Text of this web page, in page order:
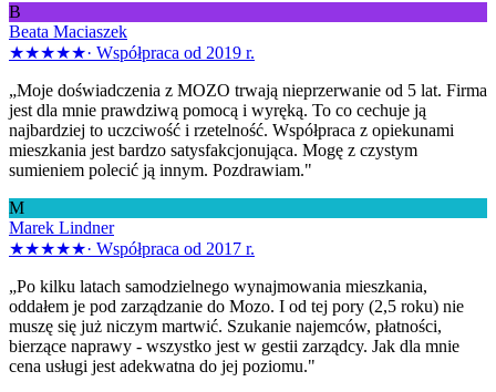
B
Beata Maciaszek
★★★★★· Współpraca od 2019 r.
„Moje doświadczenia z MOZO trwają nieprzerwanie od 5 lat. Firma
jest dla mnie prawdziwą pomocą i wyręką. To co cechuje ją
najbardziej to uczciwość i rzetelność. Współpraca z opiekunami
mieszkania jest bardzo satysfakcjonująca. Mogę z czystym
sumieniem polecić ją innym. Pozdrawiam."
M
Marek Lindner
★★★★★· Współpraca od 2017 r.
„Po kilku latach samodzielnego wynajmowania mieszkania,
oddałem je pod zarządzanie do Mozo. I od tej pory (2,5 roku) nie
muszę się już niczym martwić. Szukanie najemców, płatności,
bierzące naprawy - wszystko jest w gestii zarządcy. Jak dla mnie
cena usługi jest adekwatna do jej poziomu."